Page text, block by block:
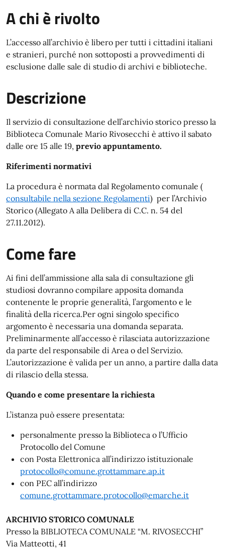
A chi è rivolto
L’accesso all’archivio è libero per tutti i cittadini italiani
e stranieri, purché non sottoposti a provvedimenti di
esclusione dalle sale di studio di archivi e biblioteche.
Descrizione
Il servizio di consultazione dell’archivio storico presso la
Biblioteca Comunale Mario Rivosecchi è attivo il sabato
dalle ore 15 alle 19, previo appuntamento.
Riferimenti normativi
La procedura è normata dal Regolamento comunale (
consultabile nella sezione Regolamenti) per l’Archivio
Storico (Allegato A alla Delibera di C.C. n. 54 del
27.11.2012).
Come fare
Ai fini dell’ammissione alla sala di consultazione gli
studiosi dovranno compilare apposita domanda
contenente le proprie generalità, l’argomento e le
finalità della ricerca.Per ogni singolo specifico
argomento è necessaria una domanda separata.
Preliminarmente all’accesso è rilasciata autorizzazione
da parte del responsabile di Area o del Servizio.
L’autorizzazione è valida per un anno, a partire dalla data
di rilascio della stessa.
Quando e come presentare la richiesta
L’istanza può essere presentata:
personalmente presso la Biblioteca o l’Ufficio
Protocollo del Comune
con Posta Elettronica all’indirizzo istituzionale
protocollo@comune.grottammare.ap.it
con PEC all’indirizzo
comune.grottammare.protocollo@emarche.it
ARCHIVIO STORICO COMUNALE
Presso la BIBLIOTECA COMUNALE “M. RIVOSECCHI”
Via Matteotti, 41